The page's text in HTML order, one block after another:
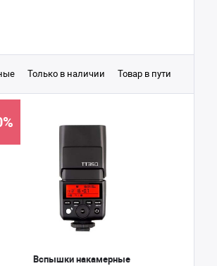
Только в наличии Товар в пути
Вспышки накамерные